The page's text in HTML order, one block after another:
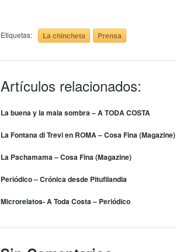
Etiquetas: La chincheta Prensa
Artículos relacionados:
La buena y la mala sombra – A TODA COSTA
La Fontana di Trevi en ROMA – Cosa Fina (Magazine)
La Pachamama – Cosa Fina (Magazine)
Periódico – Crónica desde Pitufilandia
Microrelatos- A Toda Costa – Periódico